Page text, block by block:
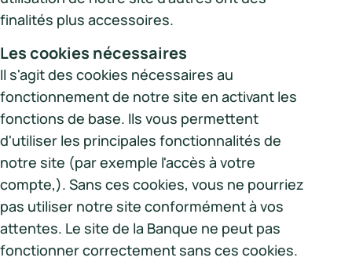
finalités plus accessoires.
Les cookies nécessaires
Il s'agit des cookies nécessaires au
fonctionnement de notre site en activant les
fonctions de base. Ils vous permettent
d'utiliser les principales fonctionnalités de
notre site (par exemple l'accès à votre
compte,). Sans ces cookies, vous ne pourriez
pas utiliser notre site conformément à vos
attentes. Le site de la Banque ne peut pas
fonctionner correctement sans ces cookies.